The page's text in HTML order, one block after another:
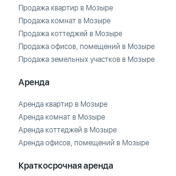
Продажа квартир в Мозыре
Продажа комнат в Мозыре
Продажа коттеджей в Мозыре
Продажа офисов, помещений в Мозыре
Продажа земельных участков в Мозыре
Аренда
Аренда квартир в Мозыре
Аренда комнат в Мозыре
Аренда коттеджей в Мозыре
Аренда офисов, помещений в Мозыре
Краткосрочная аренда